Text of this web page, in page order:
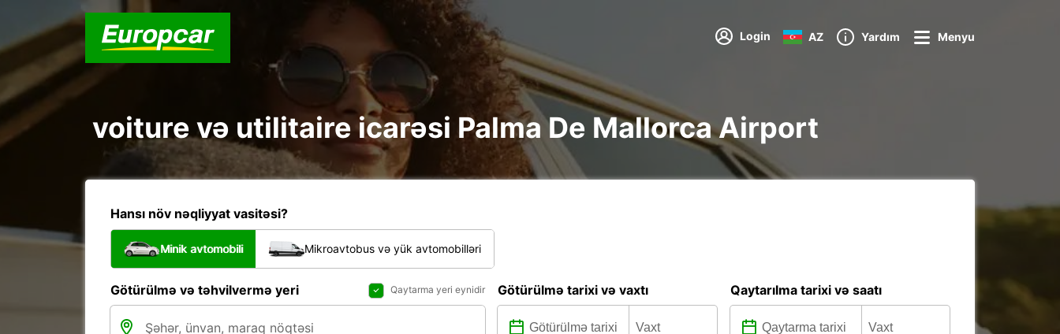
Login AZ Yardım Menyu
voiture və utilitaire icarəsi Palma De Mallorca Airport
Hansı növ nəqliyyat vasitəsi?
Minik avtomobili Mikroavtobus və yük avtomobilləri
Götürülmə və təhvilvermə yeri Qaytarma yeri eynidir Götürülmə tarixi və vaxtı Qaytarılma tarixi və saatı